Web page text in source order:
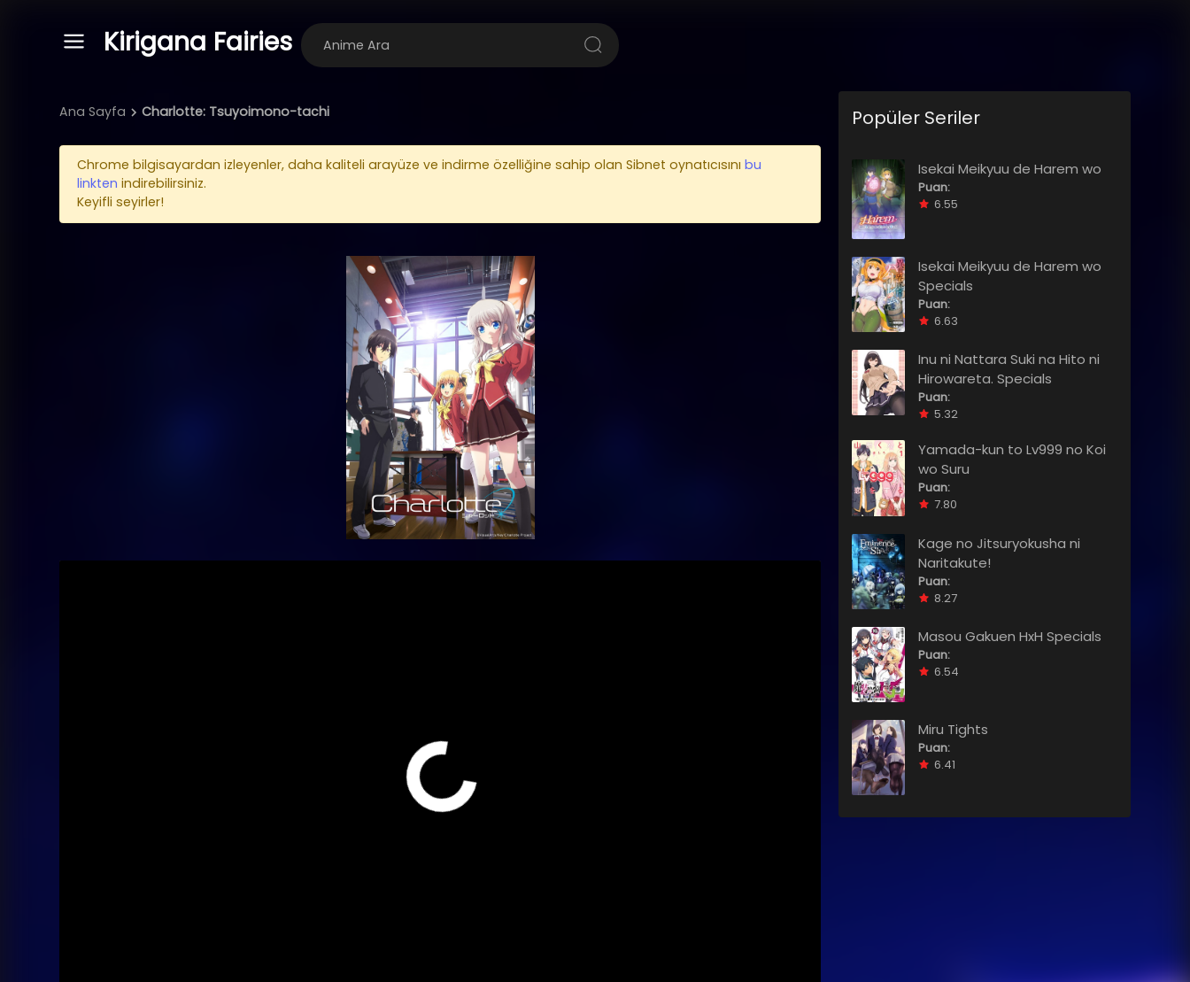
Kirigana Fairies
Popüler Seriler
Isekai Meikyuu de Harem wo
Puan:
6.55
Isekai Meikyuu de Harem wo
Specials
Puan:
6.63
Inu ni Nattara Suki na Hito ni
Hirowareta. Specials
Puan:
5.32
Yamada-kun to Lv999 no Koi
wo Suru
Puan:
7.80
Kage no Jitsuryokusha ni
Naritakute!
Puan:
8.27
Masou Gakuen HxH Specials
Puan:
6.54
Miru Tights
Puan:
6.41
Ana Sayfa Charlotte: Tsuyoimono-tachi
Chrome bilgisayardan izleyenler, daha kaliteli arayüze ve indirme özelliğine sahip olan Sibnet oynatıcısını bu
linkten indirebilirsiniz.
Keyifli seyirler!